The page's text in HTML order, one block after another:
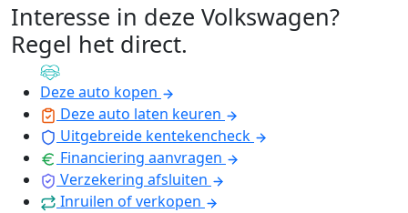
Interesse in deze Volkswagen?
Regel het direct.
Deze auto kopen
Deze auto laten keuren
Uitgebreide kentekencheck
Financiering aanvragen
Verzekering afsluiten
Inruilen of verkopen